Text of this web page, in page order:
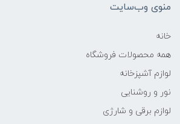
منوی وب‌سایت
خانه
همه محصولات فروشگاه
لوازم آشپزخانه
نور و روشنایی
لوازم برقی و شارژی